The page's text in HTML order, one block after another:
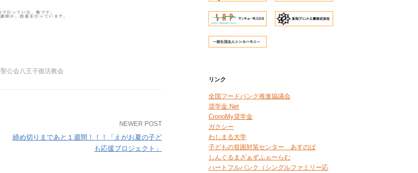
聖公会八王子復活教会
NEWER POST
締め切りまであと１週間！！！「えがお夏の子ど
も応援プロジェクト」
リンク
全国フードバンク推進協議会
奨学金.Net
CronoMy奨学金
ガクシー
わしまる大学
子どもの貧困対策センター あすのば
しんぐるまざぁずふぉーらむ
ハートフルバンク（シングルファミリー応